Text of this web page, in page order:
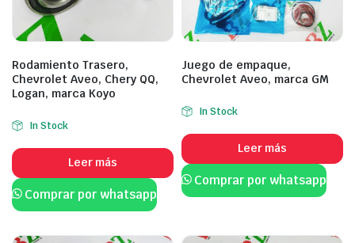
Rodamiento Trasero,
Chevrolet Aveo, Chery QQ,
Logan, marca Koyo
In Stock
Leer más
Comprar por whatsapp
Juego de empaque,
Chevrolet Aveo, marca GM
In Stock
Leer más
Comprar por whatsapp